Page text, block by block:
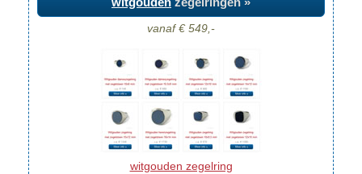
vanaf € 549,-
witgouden zegelring